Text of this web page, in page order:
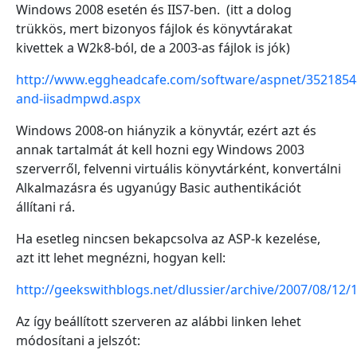
Windows 2008 esetén és IIS7-ben. (itt a dolog
trükkös, mert bizonyos fájlok és könyvtárakat
kivettek a W2k8-ból, de a 2003-as fájlok is jók)
http://www.eggheadcafe.com/software/aspnet/
and-iisadmpwd.aspx
Windows 2008-on hiányzik a könyvtár, ezért azt és
annak tartalmát át kell hozni egy Windows 2003
szerverről, felvenni virtuális könyvtárként, konvertálni
Alkalmazásra és ugyanúgy Basic authentikációt
állítani rá.
Ha esetleg nincsen bekapcsolva az ASP-k kezelése,
azt itt lehet megnézni, hogyan kell:
http://geekswithblogs.net/dlussier/archive/2007/08/12/
Az így beállított szerveren az alábbi linken lehet
módosítani a jelszót: